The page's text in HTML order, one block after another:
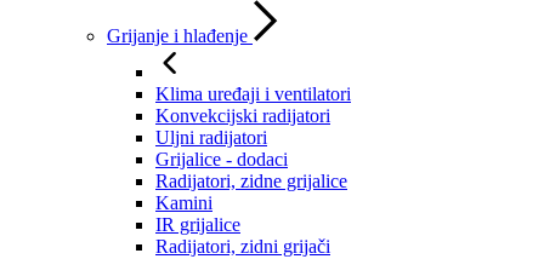
Grijanje i hlađenje
Klima uređaji i ventilatori
Konvekcijski radijatori
Uljni radijatori
Grijalice - dodaci
Radijatori, zidne grijalice
Kamini
IR grijalice
Radijatori, zidni grijači